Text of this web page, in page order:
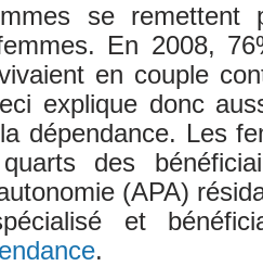
se remettent
En 2008,
en couple
explique donc
dépendance. Les
des
(APA)
et
.